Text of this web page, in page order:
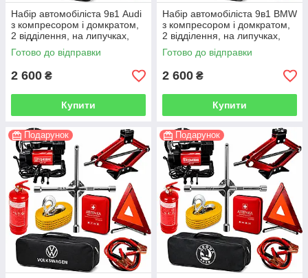
Набір автомобіліста 9в1 Audi
з компресором і домкратом,
2 відділення, на липучках,
чорний
Готово до відправки
2 600 ₴
Купити
Набір автомобіліста 9в1 BMW
з компресором і домкратом,
2 відділення, на липучках,
чорний
Готово до відправки
2 600 ₴
Купити
Подарунок Подарунок